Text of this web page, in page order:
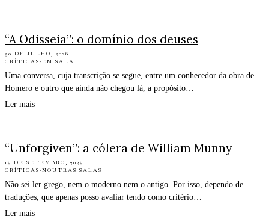
“A Odisseia”: o domínio dos deuses
30 DE JULHO, 2026
CRÍTICAS·EM SALA
Uma conversa, cuja transcrição se segue, entre um conhecedor da obra de
Homero e outro que ainda não chegou lá, a propósito…
Ler mais
“Unforgiven”: a cólera de William Munny
15 DE SETEMBRO, 2025
CRÍTICAS·NOUTRAS SALAS
Não sei ler grego, nem o moderno nem o antigo. Por isso, dependo de
traduções, que apenas posso avaliar tendo como critério…
Ler mais